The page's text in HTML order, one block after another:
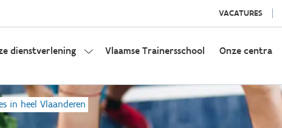
VACATURES
dienstverlening Vlaamse Trainersschool Onze centra
in heel Vlaanderen